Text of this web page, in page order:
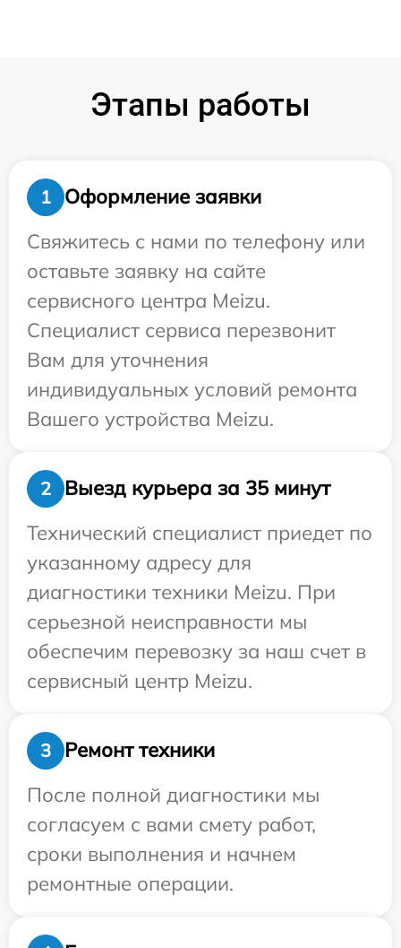
Этапы работы
1
Оформление заявки
Свяжитесь с нами по телефону или
оставьте заявку на сайте
сервисного центра Meizu.
Специалист сервиса перезвонит
Вам для уточнения
индивидуальных условий ремонта
Вашего устройства Meizu.
2
Выезд курьера за 35 минут
Технический специалист приедет по
указанному адресу для
диагностики техники Meizu. При
серьезной неисправности мы
обеспечим перевозку за наш счет в
сервисный центр Meizu.
3
Ремонт техники
После полной диагностики мы
согласуем с вами смету работ,
сроки выполнения и начнем
ремонтные операции.